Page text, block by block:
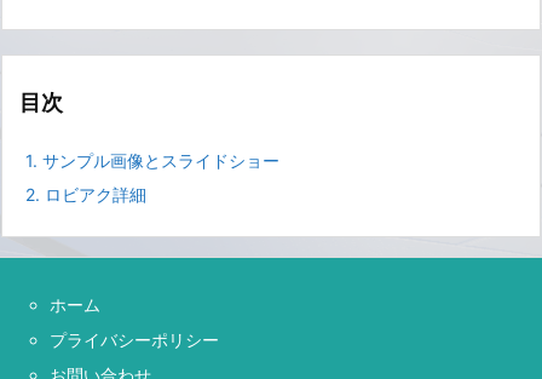
目次
1. サンプル画像とスライドショー
2. ロビアク詳細
ホーム
プライバシーポリシー
お問い合わせ